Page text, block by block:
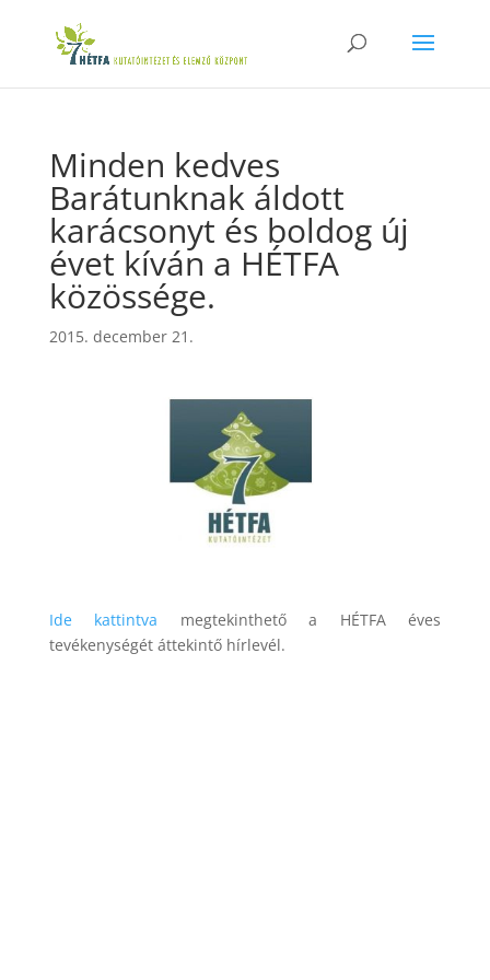
Minden kedves
Barátunknak áldott
karácsonyt és boldog új
évet kíván a HÉTFA
közössége.
2015. december 21.
Ide kattintva megtekinthető a HÉTFA éves
tevékenységét áttekintő hírlevél.